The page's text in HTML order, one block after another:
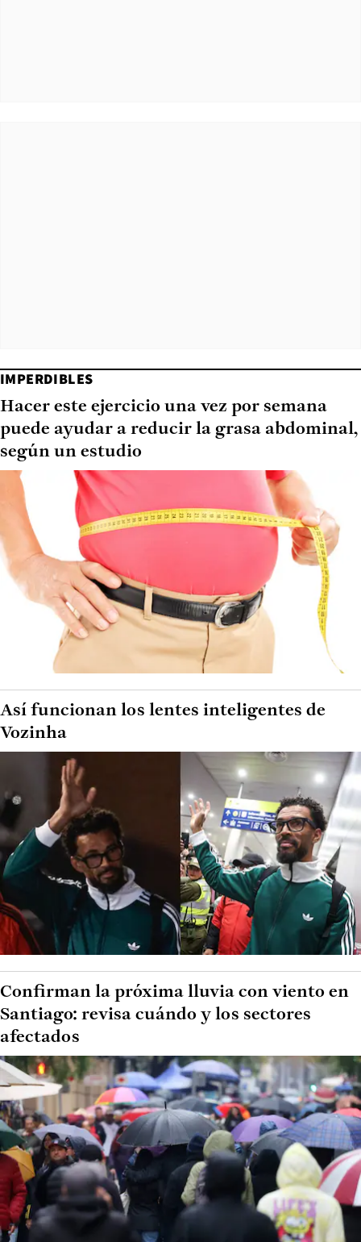
IMPERDIBLES
Hacer este ejercicio una vez por semana
puede ayudar a reducir la grasa abdominal,
según un estudio
Así funcionan los lentes inteligentes de
Vozinha
Confirman la próxima lluvia con viento en
Santiago: revisa cuándo y los sectores
afectados